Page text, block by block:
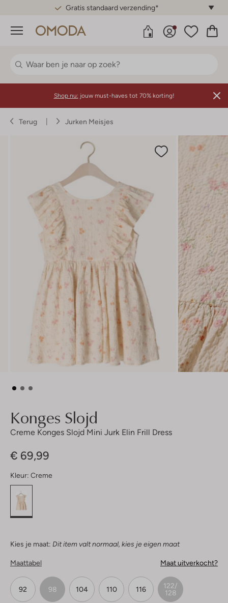
Gratis standaard verzending*
Menu
Shop nu: jouw must-haves tot 70% korting!
Terug Jurken Meisjes
Konges Slojd
Creme Konges Slojd Mini Jurk Elin Frill Dress
€ 69,99
Kleur: Creme
Kies je maat: Dit item valt normaal, kies je eigen maat
Maattabel Maat uitverkocht?
92 98 104 110 116
122/
128